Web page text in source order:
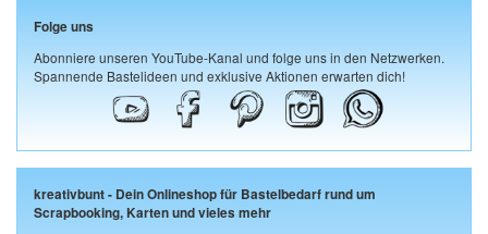
Folge uns
Abonniere unseren YouTube-Kanal und folge uns in den Netzwerken.
Spannende Bastelideen und exklusive Aktionen erwarten dich!
kreativbunt - Dein Onlineshop für Bastelbedarf rund um
Scrapbooking, Karten und vieles mehr